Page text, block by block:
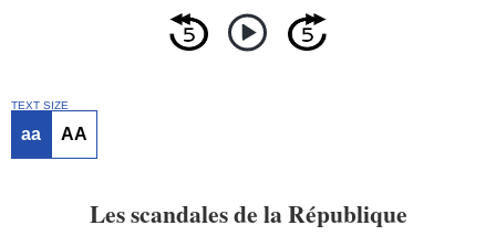
TEXT SIZE
aa AA
Les scandales de la République